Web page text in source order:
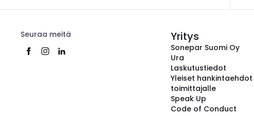
Seuraa meitä Yritys
Sonepar Suomi Oy
Ura
Laskutustiedot
Yleiset hankintaehdot
toimittajalle
Speak Up
Code of Conduct